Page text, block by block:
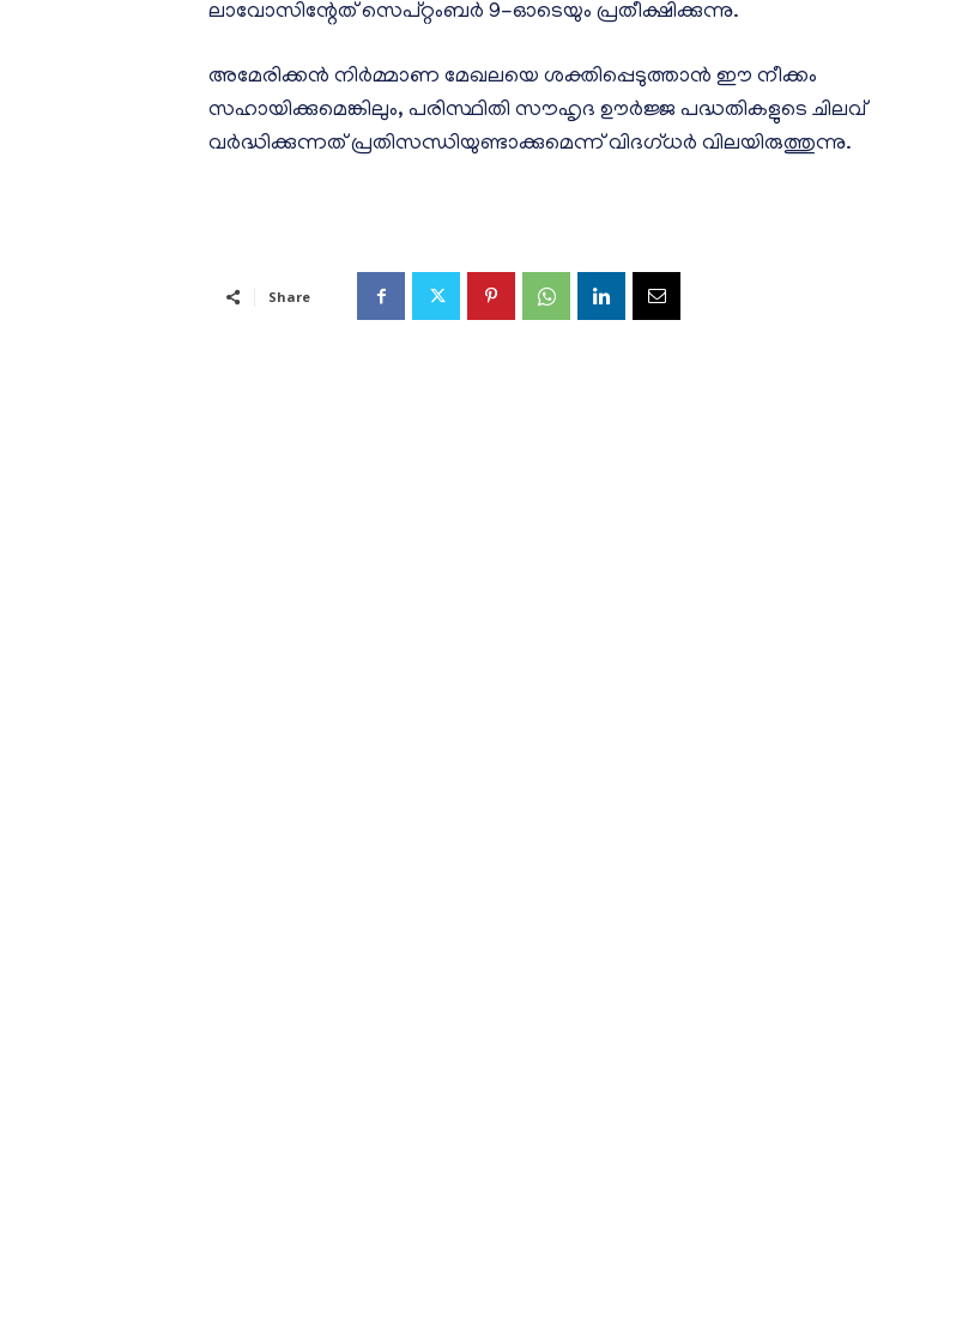
ലാവോസിന്റേത് സെപ്റ്റംബർ 9-ഓടെയും പ്രതീക്ഷിക്കുന്നു.
അമേരിക്കൻ നിർമ്മാണ മേഖലയെ ശക്തിപ്പെടുത്താൻ ഈ നീക്കം
സഹായിക്കുമെങ്കിലും, പരിസ്ഥിതി സൗഹൃദ ഊർജ്ജ പദ്ധതികളുടെ ചിലവ്
വർദ്ധിക്കുന്നത് പ്രതിസന്ധിയുണ്ടാക്കുമെന്ന് വിദഗ്ധർ വിലയിരുത്തുന്നു.
Share